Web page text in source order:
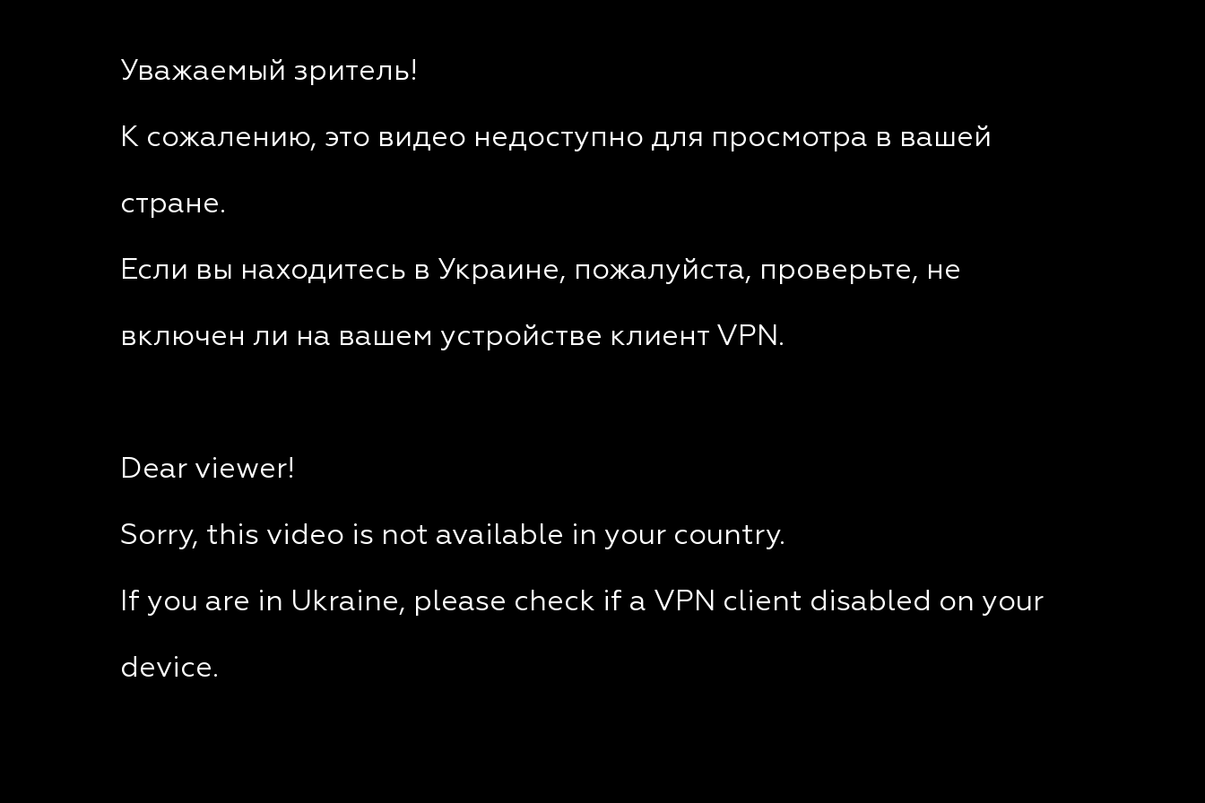
Уважаемый зритель!
К сожалению, это видео недоступно для просмотра в вашей
стране.
Если вы находитесь в Украине, пожалуйста, проверьте, не
включен ли на вашем устройстве клиент VPN.
Dear viewer!
Sorry, this video is not available in your country.
If you are in Ukraine, please check if a VPN client disabled on your
device.